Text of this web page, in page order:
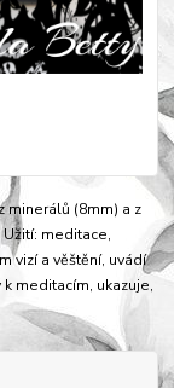
minerálů (8mm) a z
meditace,
vizí a věštění, uvádí
meditacím, ukazuje,